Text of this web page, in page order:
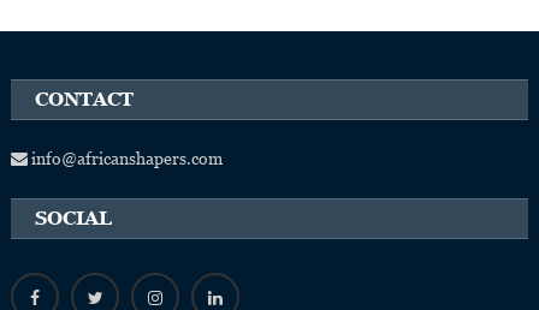
CONTACT
info@africanshapers.com
SOCIAL